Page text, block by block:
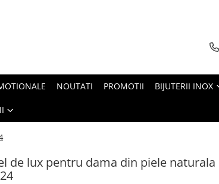
NOUTATI PROMOTII BIJUTERII INOX
de lux pentru dama din piele naturala